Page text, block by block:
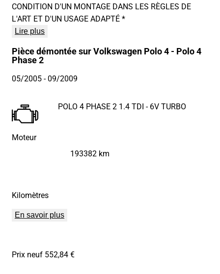
CONDITION D'UN MONTAGE DANS LES RÈGLES DE
L'ART ET D'UN USAGE ADAPTÉ *
Lire plus
Pièce démontée sur Volkswagen Polo 4 - Polo 4
Phase 2
05/2005- 09/2009
Moteur
POLO 4 PHASE 2 1.4 TDI - 6V TURBO
Kilomètres
193382 km
En savoir plus
Prix neuf 552,84 €